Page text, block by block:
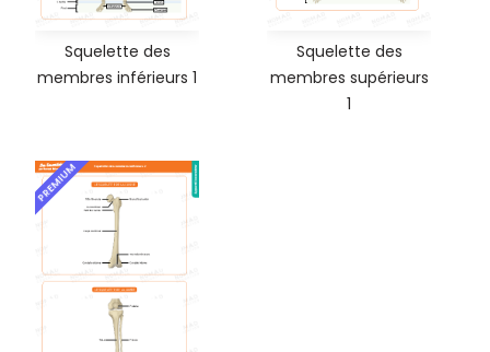
Squelette des
membres inférieurs 1
Squelette des
membres supérieurs
1
PREMIUM